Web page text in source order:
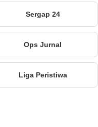
Sergap 24
Ops Jurnal
Liga Peristiwa